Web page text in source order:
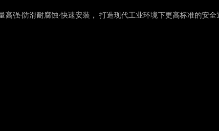
高强·防滑耐腐蚀·快速安装， 打造现代工业环境下更高标准的安全